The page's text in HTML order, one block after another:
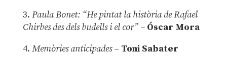
3. Paula Bonet: “He pintat la història de Rafael
Chirbes des dels budells i el cor” –Óscar Mora
4. Memòries anticipades– Toni Sabater